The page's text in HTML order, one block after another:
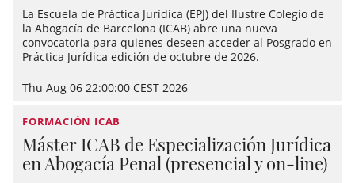
La Escuela de Práctica Jurídica (EPJ) del Ilustre Colegio de
la Abogacía de Barcelona (ICAB) abre una nueva
convocatoria para quienes deseen acceder al Posgrado en
Práctica Jurídica edición de octubre de 2026.
Thu Aug 06 22:00:00 CEST 2026
FORMACIÓN ICAB
Máster ICAB de Especialización Jurídica
en Abogacía Penal (presencial y on-line)